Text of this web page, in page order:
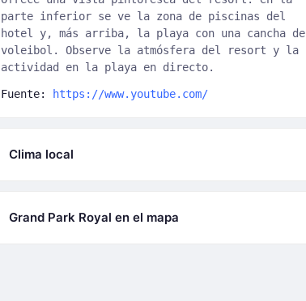
parte inferior se ve la zona de piscinas del
hotel y, más arriba, la playa con una cancha de
voleibol. Observe la atmósfera del resort y la
actividad en la playa en directo.
Fuente: https://www.youtube.com/
Clima local
Grand Park Royal en el mapa